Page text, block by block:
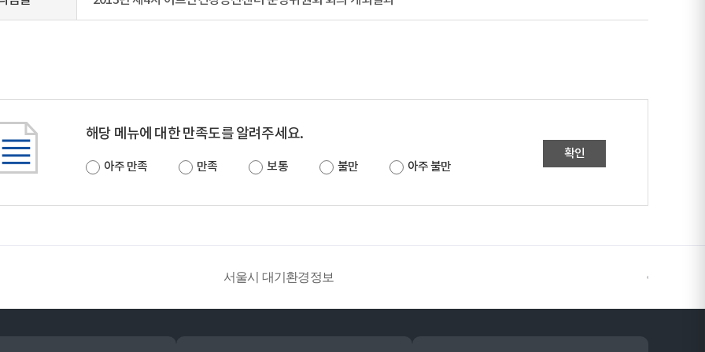
해당 메뉴에 대한 만족도를 알려주세요.
아주 만족 만족 보통 불만 아주 불만
확인
서울시 대기환경정보